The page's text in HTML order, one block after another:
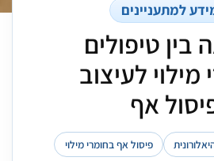
למתעניינים
בין טיפולים
מילוי לעיצוב
אף
פיסול אף בחומרי מילוי